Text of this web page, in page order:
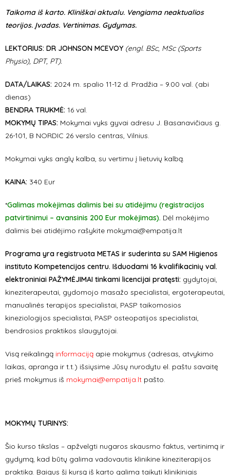
Taikoma iš karto. Kliniškai aktualu. Vengiama neaktualios
teorijos. Įvadas. Vertinimas. Gydymas.
LEKTORIUS: DR JOHNSON MCEVOY (engl. BSc, MSc (Sports
Physio), DPT, PT).
DATA/LAIKAS: 2024 m. spalio 11-12 d. Pradžia – 9.00 val. (abi
dienas)
BENDRA TRUKMĖ: 16 val.
MOKYMŲ TIPAS: Mokymai vyks gyvai adresu J. Basanavičiaus g.
26-101, B NORDIC 26 verslo centras, Vilnius.
Mokymai vyks anglų kalba, su vertimu į lietuvių kalbą.
KAINA: 340 Eur
*Galimas mokėjimas dalimis bei su atidėjimu (registracijos
patvirtinimui – avansinis 200 Eur mokėjimas). Dėl mokėjimo
dalimis bei atidėjimo rašykite mokymai@empatija.lt
Programa yra registruota METAS ir suderinta su SAM Higienos
instituto Kompetencijos centru. Išduodami 16 kvalifikacinių val.
elektroniniai PAŽYMĖJIMAI tinkami licencijai pratęsti: gydytojai,
kineziterapeutai, gydomojo masažo specialistai, ergoterapeutai,
manualinės terapijos specialistai, PASP taikomosios
kineziologijos specialistai, PASP osteopatijos specialistai,
bendrosios praktikos slaugytojai.
Visą reikalingą informaciją apie mokymus (adresas, atvykimo
laikas, apranga ir t.t.) išsiųsime Jūsų nurodytu el. paštu savaitę
prieš mokymus iš mokymai@empatija.lt pašto.
MOKYMŲ TURINYS:
Šio kurso tikslas – apžvelgti nugaros skausmo faktus, vertinimą ir
gydymą, kad būtų galima vadovautis klinikine kineziterapijos
praktika. Baigus šį kursą iš karto galima taikyti klinikiniais